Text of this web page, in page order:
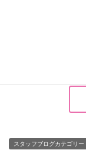
スタッフブログカテゴリー